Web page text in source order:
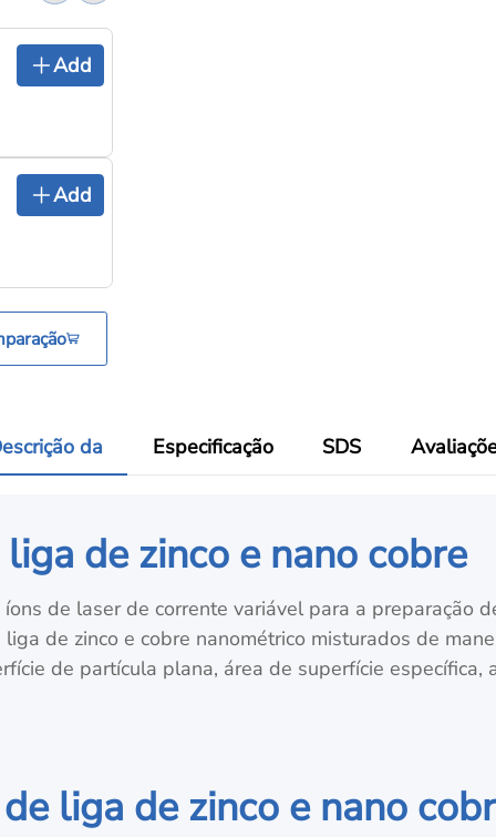
Add
Add
da Especificação SDS
de zinco e nano cobre
de laser de corrente variável para a preparação
de zinco e cobre nanométrico misturados de
de partícula plana, área de superfície específica,
liga de zinco e nano